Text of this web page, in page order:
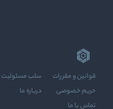
قوانین و مقررات
سلب مسئولیت
حریم خصوصی
درباره ما
تماس با ما